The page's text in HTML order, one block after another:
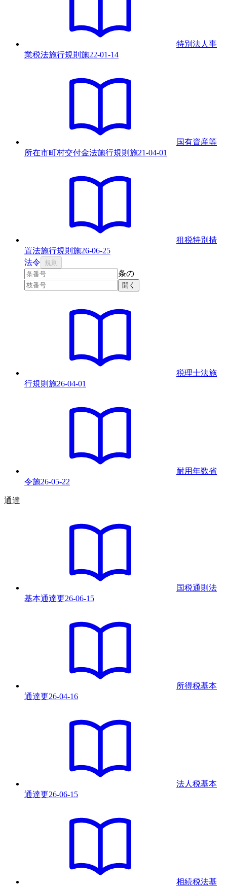
特別法人事
業税法施行規則 施22-01-14
国有資産等
所在市町村交付金法施行規則 施21-04-01
租税特別措
置法施行規則 施26-06-25
法令 規則
条の
開く
税理士法施
行規則 施26-04-01
耐用年数省
令施26-05-22
通達
国税通則法
基本通達更26-06-15
所得税基本
通達更26-04-16
法人税基本
通達更26-06-15
相続税法基